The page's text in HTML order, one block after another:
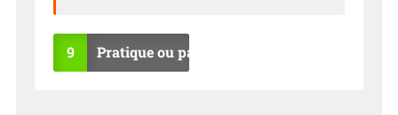
9 Pratique ou pas ?